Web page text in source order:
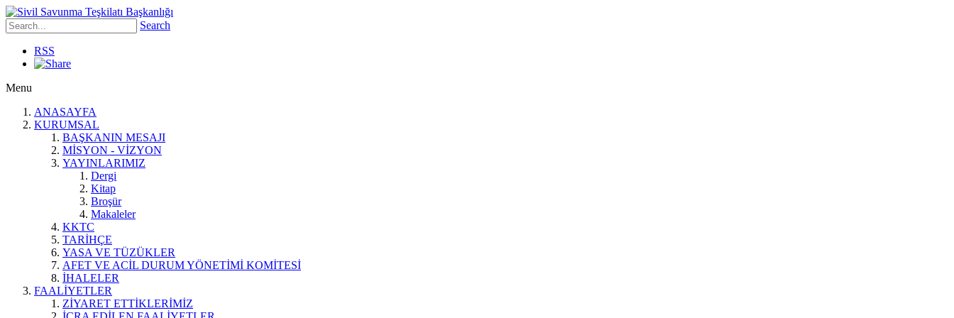
Search
RSS
Menu
ANASAYFA
KURUMSAL
BAŞKANIN MESAJI
MİSYON - VİZYON
YAYINLARIMIZ
Dergi
Kitap
Broşür
Makaleler
KKTC
TARİHÇE
YASA VE TÜZÜKLER
AFET VE ACİL DURUM YÖNETİMİ KOMİTESİ
İHALELER
FAALİYETLER
ZİYARET ETTİKLERİMİZ